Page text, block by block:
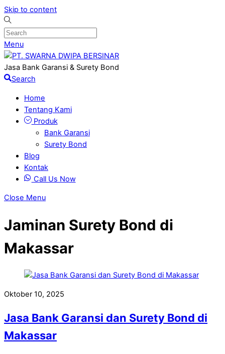
Skip to content
Menu
Jasa Bank Garansi & Surety Bond
Search
Home
Tentang Kami
Produk
Bank Garansi
Surety Bond
Blog
Kontak
Call Us Now
Close Menu
Jaminan Surety Bond di
Makassar
Oktober 10, 2025
Jasa Bank Garansi dan Surety Bond di
Makassar